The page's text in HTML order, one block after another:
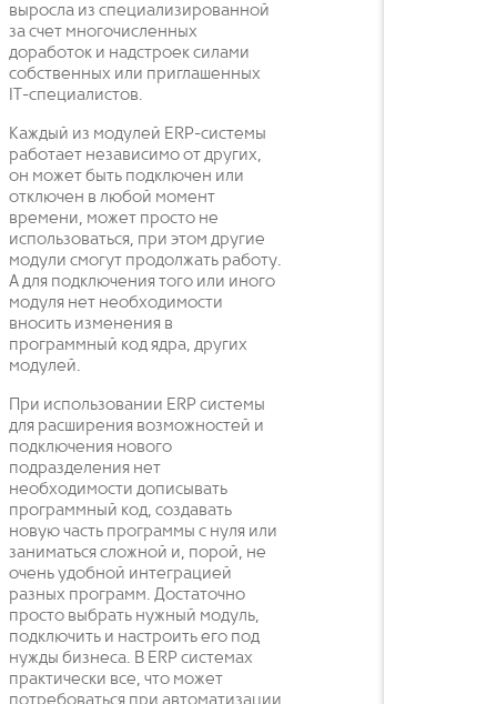
выросла из специализированной
за счет многочисленных
доработок и надстроек силами
собственных или приглашенных
IT-специалистов.
Каждый из модулей ERP-системы
работает независимо от других,
он может быть подключен или
отключен в любой момент
времени, может просто не
использоваться, при этом другие
модули смогут продолжать работу.
А для подключения того или иного
модуля нет необходимости
вносить изменения в
программный код ядра, других
модулей.
При использовании ERP системы
для расширения возможностей и
подключения нового
подразделения нет
необходимости дописывать
программный код, создавать
новую часть программы с нуля или
заниматься сложной и, порой, не
очень удобной интеграцией
разных программ. Достаточно
просто выбрать нужный модуль,
подключить и настроить его под
нужды бизнеса. В ERP системах
практически все, что может
потребоваться при автоматизации